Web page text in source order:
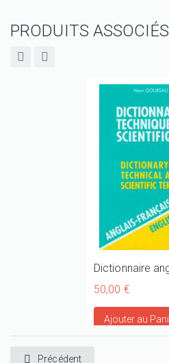
PRODUITS ASSOCIÉS
50,00 €
Précédent